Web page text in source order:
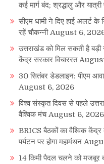
कई मार्ग बंद; श्रद्धालु और
सीएम धामी ने दिए हाई अलर्ट के
रहें चौकन्नी August 6,
उत्तराखंड को मिल सकती है
केंद्र सरकार विचाररत
30 सितंबर डेडलाइन: पीएम
August 6, 2026
विश्व संस्कृत दिवस से पहले
वैश्विक मंच August 6, 2026
BRICS बैठकों का वैश्विक केंद्र
पर्यटन पर होगा महामंथन
14 किमी पैदल चलने को मजबूर